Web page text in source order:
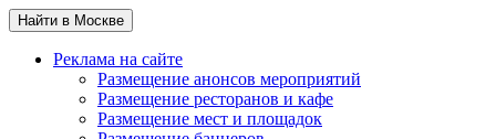
Найти в Москве
Реклама на сайте
Размещение анонсов мероприятий
Размещение ресторанов и кафе
Размещение мест и площадок